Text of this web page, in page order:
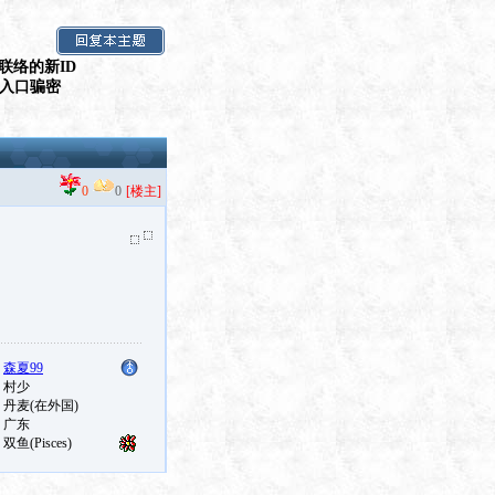
络的新ID
口骗密
0 0 [楼主]